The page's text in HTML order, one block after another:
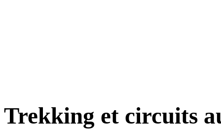
Trekking et circuits